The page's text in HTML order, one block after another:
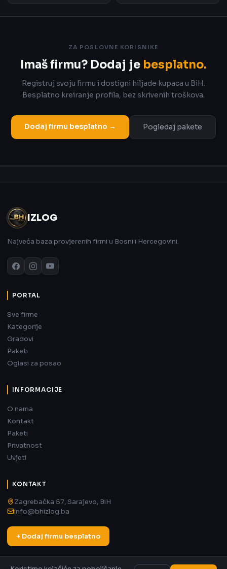
ZA POSLOVNE KORISNIKE
Imaš firmu? Dodaj je besplatno.
Registruj svoju firmu i dostigni hiljade kupaca u BiH.
Besplatno kreiranje profila, bez skrivenih troškova.
Dodaj firmu besplatno → Pogledaj pakete
IZLOG
Najveća baza provjerenih firmi u Bosni i Hercegovini.
PORTAL
Sve firme
Kategorije
Gradovi
Paketi
Oglasi za posao
INFORMACIJE
O nama
Kontakt
Paketi
Privatnost
Uvjeti
KONTAKT
Zagrebačka 57, Sarajevo, BiH
info@bhizlog.ba
+ Dodaj firmu besplatno